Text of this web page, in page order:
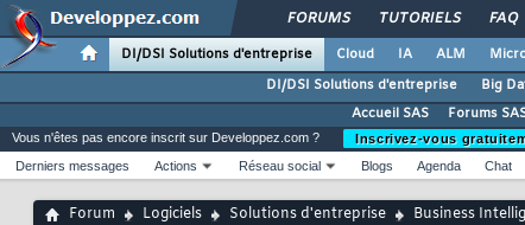
FORUMS TUTORIELS FAQ
DI/DSI Solutions d'entreprise Cloud IA ALM
DI/DSI Solutions d'entreprise
Big
Accueil SAS
Forums
Vous n'êtes pas encore inscrit sur Developpez.com ?
Inscrivez-vous
Derniers messages
Actions Réseau social Blogs Agenda Chat
Forum Logiciels Solutions d'entreprise Business